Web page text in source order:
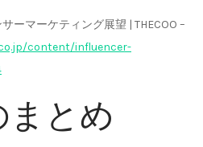
ーマーケティング展望 | THECOO –
content/influencer-
とめ